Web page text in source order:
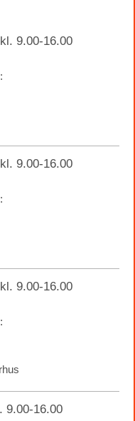
kl. 9.00-16.00
kl. 9.00-16.00
kl. 9.00-16.00
9.00-16.00